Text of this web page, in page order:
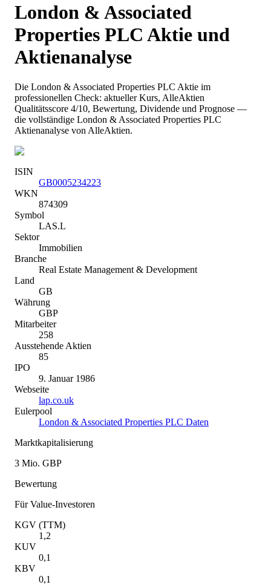
London & Associated
Properties PLC Aktie und
Aktienanalyse
Die London & Associated Properties PLC Aktie im
professionellen Check: aktueller Kurs, AlleAktien
Qualitätsscore 4/10, Bewertung, Dividende und Prognose —
die vollständige London & Associated Properties PLC
Aktienanalyse von AlleAktien.
ISIN
GB0005234223
WKN
874309
Symbol
LAS.L
Sektor
Immobilien
Branche
Real Estate Management & Development
Land
GB
Währung
GBP
Mitarbeiter
258
Ausstehende Aktien
85
IPO
9. Januar 1986
Webseite
lap.co.uk
Eulerpool
London & Associated Properties PLC Daten
Marktkapitalisierung
3 Mio. GBP
Bewertung
Für Value-Investoren
KGV (TTM)
1,2
KUV
0,1
KBV
0,1